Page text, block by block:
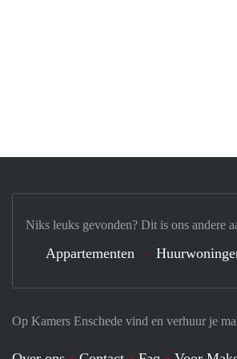
Op Kamers Enschede vind en verhuur je
Niks leuks gevonden? Dit is ons andere
Appartementen